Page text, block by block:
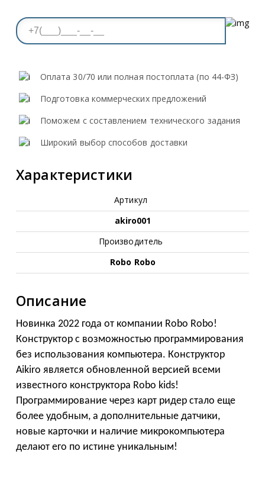
Оплата 30/70 или полная постоплата (по 44-ФЗ)
Подготовка коммерческих предложений
Поможем с составлением технического задания
Широкий выбор способов доставки
Характеристики
Артикул
akiro001
Производитель
Robo Robo
Описание
Новинка 2022 года от компании Robo Robo!
Конструктор с возможностью программирования
без использования компьютера. Конструктор
Aikiro является обновленной версией всеми
известного конструктора Robo kids!
Программирование через карт ридер стало еще
более удобным, а дополнительные датчики,
новые карточки и наличие микрокомпьютера
делают его по истине уникальным!